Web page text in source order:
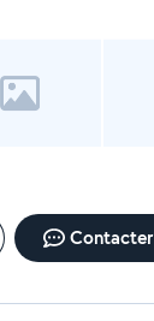
Contacter